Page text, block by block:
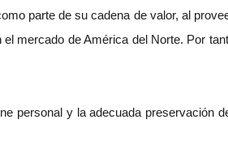
parte de su cadena de valor, al
mercado de América del Norte. Por
personal y la adecuada preservación